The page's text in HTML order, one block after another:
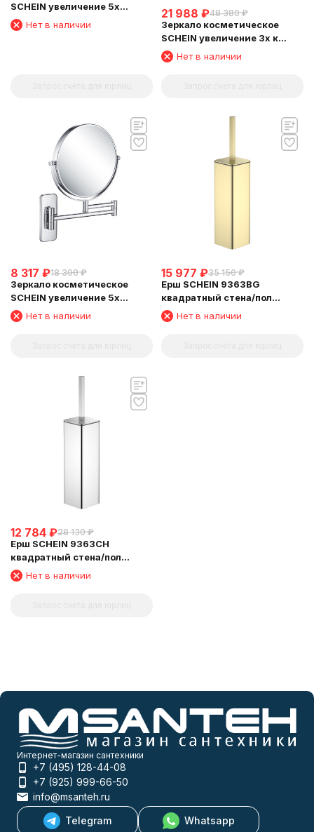
SCHEIN увеличение 5х
поворотное к стене матовое
золото (9341BG)
Нет в наличии
21 988 ₽48 380 ₽
Зеркало косметическое
SCHEIN увеличение 3х к
стене с подсветкой черное
(9346MB)
Нет в наличии
8 317 ₽18 300 ₽
Зеркало косметическое
SCHEIN увеличение 5х
поворотное к стене хром
(9341CH)
Нет в наличии
15 977 ₽35 150 ₽
Ерш SCHEIN 9363BG
квадратный стена/пол
матовое золото
Нет в наличии
12 784 ₽28 130 ₽
Ерш SCHEIN 9363CH
квадратный стена/пол
хромированный
Нет в наличии
Интернет-магазин сантехники
+7 (495) 128-44-08
+7 (925) 999-66-50
info@msanteh.ru
Telegram
Whatsapp